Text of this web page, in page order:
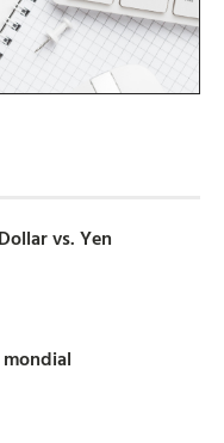
vs. Yen